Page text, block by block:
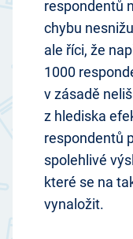
respondentů
chybu
ale říci, že
1000
v zásadě
z hlediska
respondentů
spolehlivé
které se na
vynaložit.